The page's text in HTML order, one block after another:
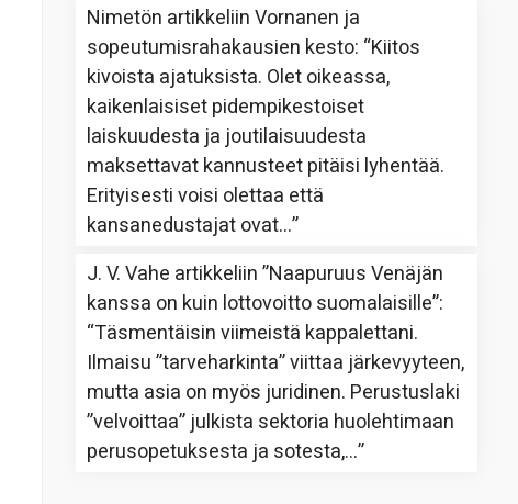
Nimetön artikkeliinVornanen ja
sopeutumisrahakausien kesto: “Kiitos
kivoista ajatuksista. Olet oikeassa,
kaikenlaisiset pidempikestoiset
laiskuudesta ja joutilaisuudesta
maksettavat kannusteet pitäisi lyhentää.
Erityisesti voisi olettaa että
kansanedustajat ovat…”
J. V. Vahe artikkeliin”Naapuruus Venäjän
kanssa on kuin lottovoitto suomalaisille”:
“Täsmentäisin viimeistä kappalettani.
Ilmaisu ”tarveharkinta” viittaa järkevyyteen,
mutta asia on myös juridinen. Perustuslaki
”velvoittaa” julkista sektoria huolehtimaan
perusopetuksesta ja sotesta,…”